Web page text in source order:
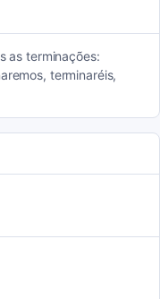
as terminações:
terminaréis,